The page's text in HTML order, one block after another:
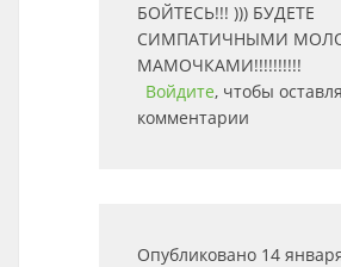
БОЙТЕСЬ!!! ))) БУДЕТЕ
СИМПАТИЧНЫМИ
МАМОЧКАМИ!!!!!!!!!!
Войдите, чтобы
комментарии
Опубликовано 14